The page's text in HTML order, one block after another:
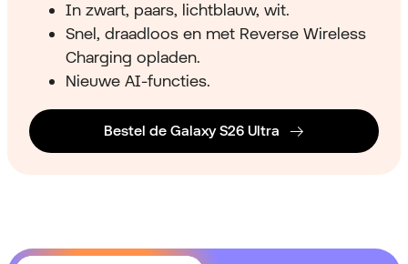
In zwart, paars, lichtblauw, wit.
Snel, draadloos en met Reverse Wireless
Charging opladen.
Nieuwe AI-functies.
Bestel de Galaxy S26 Ultra